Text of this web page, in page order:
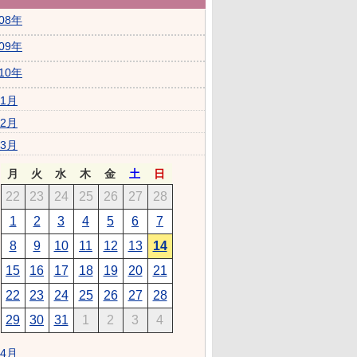
年
年
年
1月
2月
3月
月 火 水 木 金 土 日
22 23 24 25 26 27
28
1
2 3 4 5 6
7
8
9 10 11 12 13
14
15
16 17 18 19 20
21
22
23 24 25 26 27
28
29
30 31 1 2 3 4
4月